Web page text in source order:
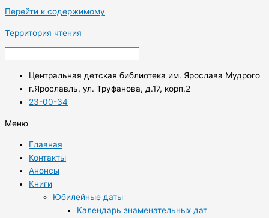
Перейти к содержимому
Территория чтения
Центральная детская библиотека им. Ярослава Мудрого
г.Ярославль, ул. Труфанова, д.17, корп.2
23-00-34
Меню
Главная
Контакты
Анонсы
Книги
Юбилейные даты
Календарь знаменательных дат